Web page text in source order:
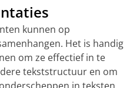
Indicatoren van
argumenten
(onderbouwing van
het standpunt)
ze soms
correct zijn. Dit zijn de
het vaakst
de invoering van
kunnen op
Het is handig
om ze effectief in te
tekststructuur en om